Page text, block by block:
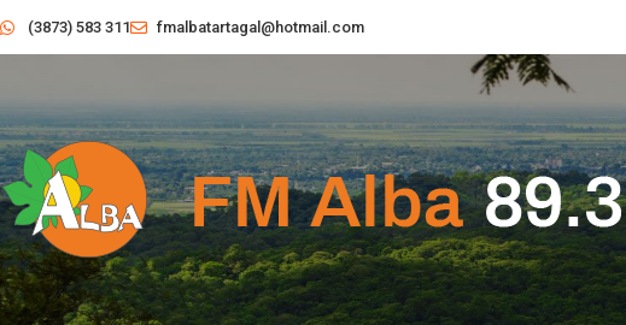
(3873) 583 311 fmalbatartagal@hotmail.com